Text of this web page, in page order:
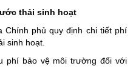
thải sinh hoạt
Chính phủ quy định chi tiết phí
sinh hoạt.
phí bảo vệ môi trường đối với